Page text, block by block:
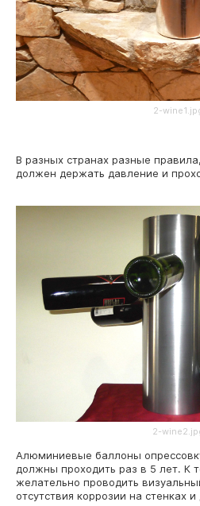
2-
В разных странах разные
должен держать давление и
2-
Алюминиевые баллоны
должны проходить раз в 5 лет. К
желательно проводить
отсутствия коррозии на стенках